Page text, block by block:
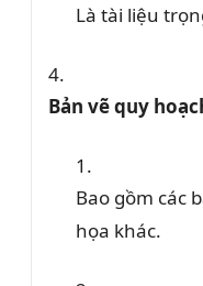
Là tài liệu
Bản vẽ quy
Bao gồm các
họa khác.